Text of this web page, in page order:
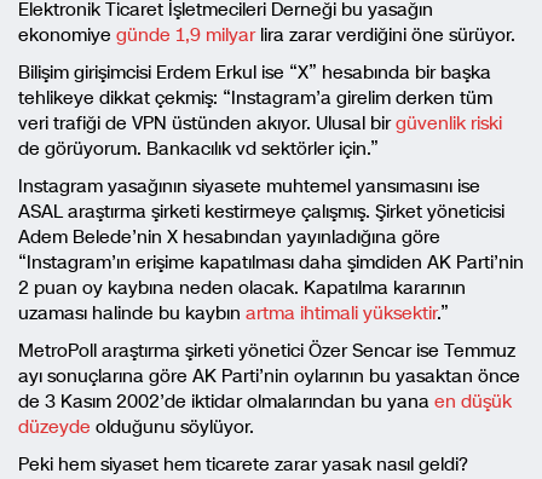
Elektronik Ticaret İşletmecileri Derneği bu yasağın
ekonomiye günde 1,9 milyarlira zarar verdiğini öne sürüyor.
Bilişim girişimcisi Erdem Erkul ise “X” hesabında bir başka
tehlikeye dikkat çekmiş: “Instagram’a girelim derken tüm
veri trafiği de VPN üstünden akıyor. Ulusal birgüvenlik riski
de görüyorum. Bankacılık vd sektörler için.”
Instagram yasağının siyasete muhtemel yansımasını ise
ASAL araştırma şirketi kestirmeye çalışmış. Şirket yöneticisi
Adem Belede’nin X hesabından yayınladığına göre
“Instagram’ın erişime kapatılması daha şimdiden AK Parti’nin
2 puan oy kaybına neden olacak. Kapatılma kararının
uzaması halinde bu kaybın artma ihtimali yüksektir.”
MetroPoll araştırma şirketi yönetici Özer Sencar ise Temmuz
ayı sonuçlarına göre AK Parti’nin oylarının bu yasaktan önce
de 3 Kasım 2002’de iktidar olmalarından bu yana en düşük
düzeyde olduğunu söylüyor.
Peki hem siyaset hem ticarete zarar yasak nasıl geldi?